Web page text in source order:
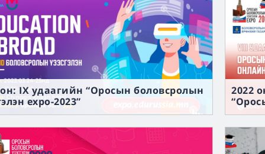
он: IX удаагийн “Оросын боловсролын
expo-2023”
2022
expo-